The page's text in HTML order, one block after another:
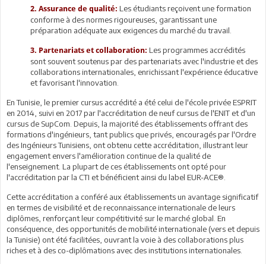
2. Assurance de qualité: Les étudiants reçoivent une formation
conforme à des normes rigoureuses, garantissant une
préparation adéquate aux exigences du marché du travail.
3. Partenariats et collaboration: Les programmes accrédités
sont souvent soutenus par des partenariats avec l'industrie et des
collaborations internationales, enrichissant l'expérience éducative
et favorisant l'innovation.
En Tunisie, le premier cursus accrédité a été celui de l'école privée ESPRIT
en 2014, suivi en 2017 par l'accréditation de neuf cursus de l'ENIT et d'un
cursus de SupCom. Depuis, la majorité des établissements offrant des
formations d'ingénieurs, tant publics que privés, encouragés par l'Ordre
des Ingénieurs Tunisiens, ont obtenu cette accréditation, illustrant leur
engagement envers l'amélioration continue de la qualité de
l'enseignement. La plupart de ces établissements ont opté pour
l'accréditation par la CTI et bénéficient ainsi du label EUR-ACE®.
Cette accréditation a conféré aux établissements un avantage significatif
en termes de visibilité et de reconnaissance internationale de leurs
diplômes, renforçant leur compétitivité sur le marché global. En
conséquence, des opportunités de mobilité internationale (vers et depuis
la Tunisie) ont été facilitées, ouvrant la voie à des collaborations plus
riches et à des co-diplômations avec des institutions internationales.